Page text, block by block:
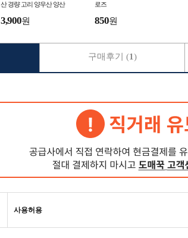
산 경량 고리 양우산 양산
3,900원
로즈
850원
사용허용
구매후기 (1)